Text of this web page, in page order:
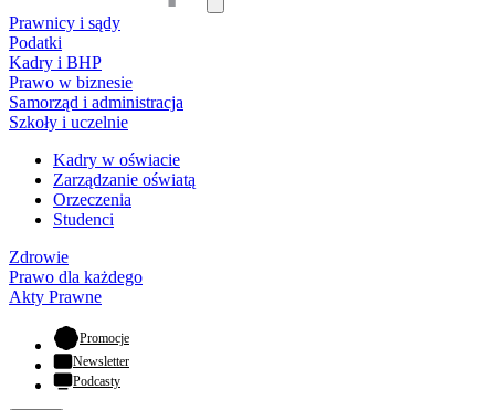
Prawnicy i sądy
Podatki
Kadry i BHP
Prawo w biznesie
Samorząd i administracja
Szkoły i uczelnie
Kadry w oświacie
Zarządzanie oświatą
Orzeczenia
Studenci
Zdrowie
Prawo dla każdego
Akty Prawne
Promocje- otwiera się w nowej karcie
Newsletter
Podcasty